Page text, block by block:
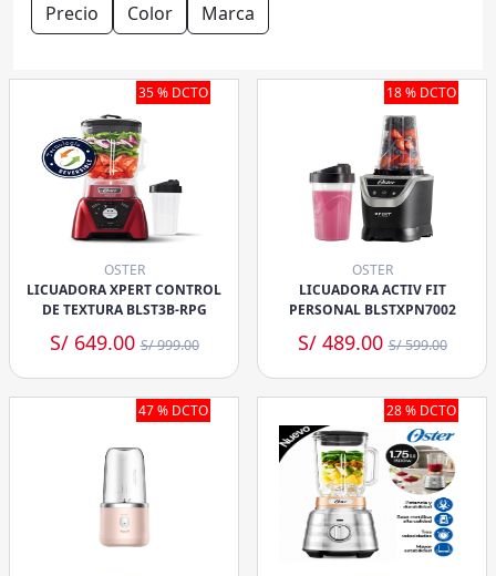
Precio Color Marca
35 % DCTO
OSTER
LICUADORA XPERT CONTROL
DE TEXTURA BLST3B-RPG
S/ 649.00S/ 999.00
18 % DCTO
OSTER
LICUADORA ACTIV FIT
PERSONAL BLSTXPN7002
S/ 489.00S/ 599.00
47 % DCTO 28 % DCTO